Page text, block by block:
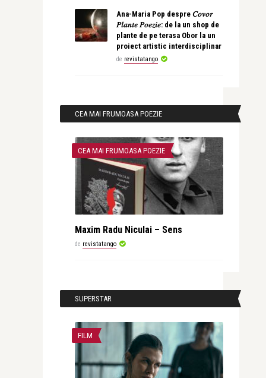
Ana-Maria Pop despre 𝐶𝑜𝑣𝑜𝑟
𝑃𝑙𝑎𝑛𝑡𝑒 𝑃𝑜𝑒𝑧𝑖𝑒: de la un shop de
plante de pe terasa Obor la un
proiect artistic interdisciplinar
de revistatango
CEA MAI FRUMOASA POEZIE
CEA MAI FRUMOASA POEZIE
Maxim Radu Niculai – Sens
de revistatango
SUPERSTAR
FILM